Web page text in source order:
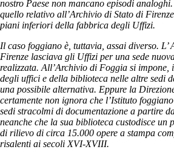
nostro Paese non mancano episodi analoghi.
quello relativo all’Archivio di Stato di
piani inferiori della fabbrica degli Uffizi.
Il caso foggiano è, tuttavia, assai diverso. L’
Firenze lasciava gli Uffizi per una sede
realizzata. All’Archivio di Foggia si impone,
degli uffici e della biblioteca nelle altre sedi
una possibile alternativa. Eppure la
certamente non ignora che l’Istituto
sedi stracolmi di documentazione a partire
neanche che la sua biblioteca custodisce
di rilievo di circa 15.000 opere a stampa
risalenti ai secoli XVI-XVIII.